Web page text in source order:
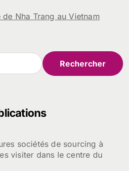
Nha Trang au Vietnam
sociétés de sourcing à
visiter dans le centre du